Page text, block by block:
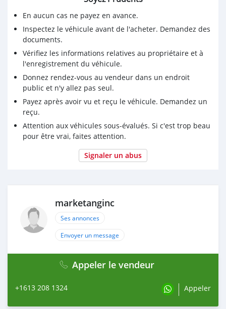
En aucun cas ne payez en avance.
Inspectez le véhicule avant de l'acheter. Demandez des
documents.
Vérifiez les informations relatives au propriétaire et à
l'enregistrement du véhicule.
Donnez rendez-vous au vendeur dans un endroit
public et n'y allez pas seul.
Payez après avoir vu et reçu le véhicule. Demandez un
reçu.
Attention aux véhicules sous-évalués. Si c'est trop beau
pour être vrai, faites attention.
Signaler un abus
marketanginc
Ses annonces
Envoyer un message
Appeler le vendeur
+1613 208 1324 Appeler